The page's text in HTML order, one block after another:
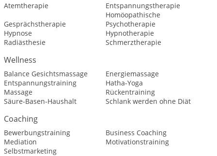
Atemtherapie
Entspannungstherapie
Gesprächstherapie
Homöopathische
Psychotherapie
Hypnose
Hypnotherapie
Radiästhesie
Schmerztherapie
Wellness
Balance Gesichtsmassage
Energiemassage
Entspannungstraining
Hatha-Yoga
Massage
Rückentraining
Säure-Basen-Haushalt
Schlank werden ohne Diät
Coaching
Bewerbungstraining
Business Coaching
Mediation
Motivationstraining
Selbstmarketing